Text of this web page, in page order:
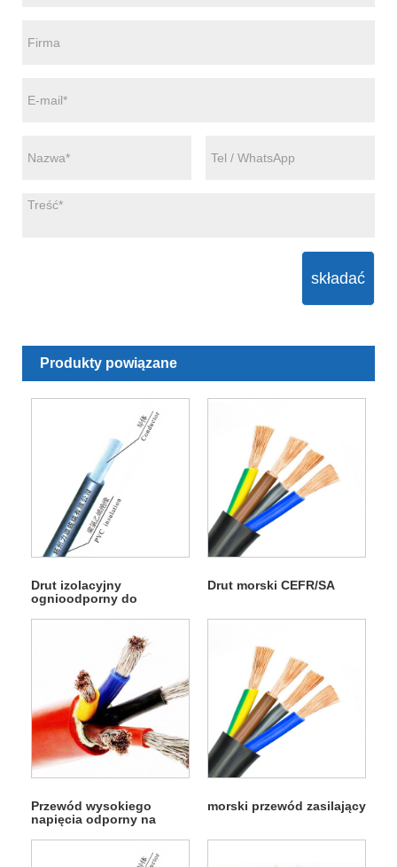
składać
Produkty powiązane
Drut izolacyjny
ognioodporny do
Drut morski CEFR/SA
Przewód wysokiego
napięcia odporny na
morski przewód zasilający